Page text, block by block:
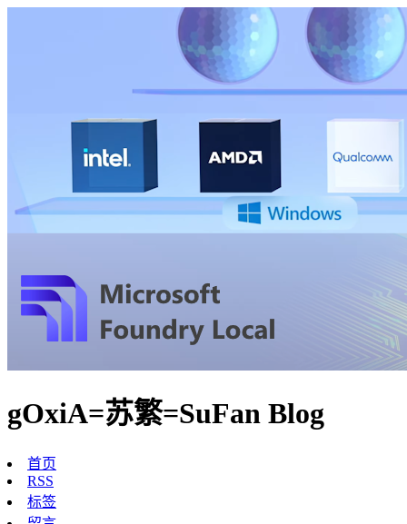
gOxiA=苏繁=SuFan Blog
首页
RSS
标签